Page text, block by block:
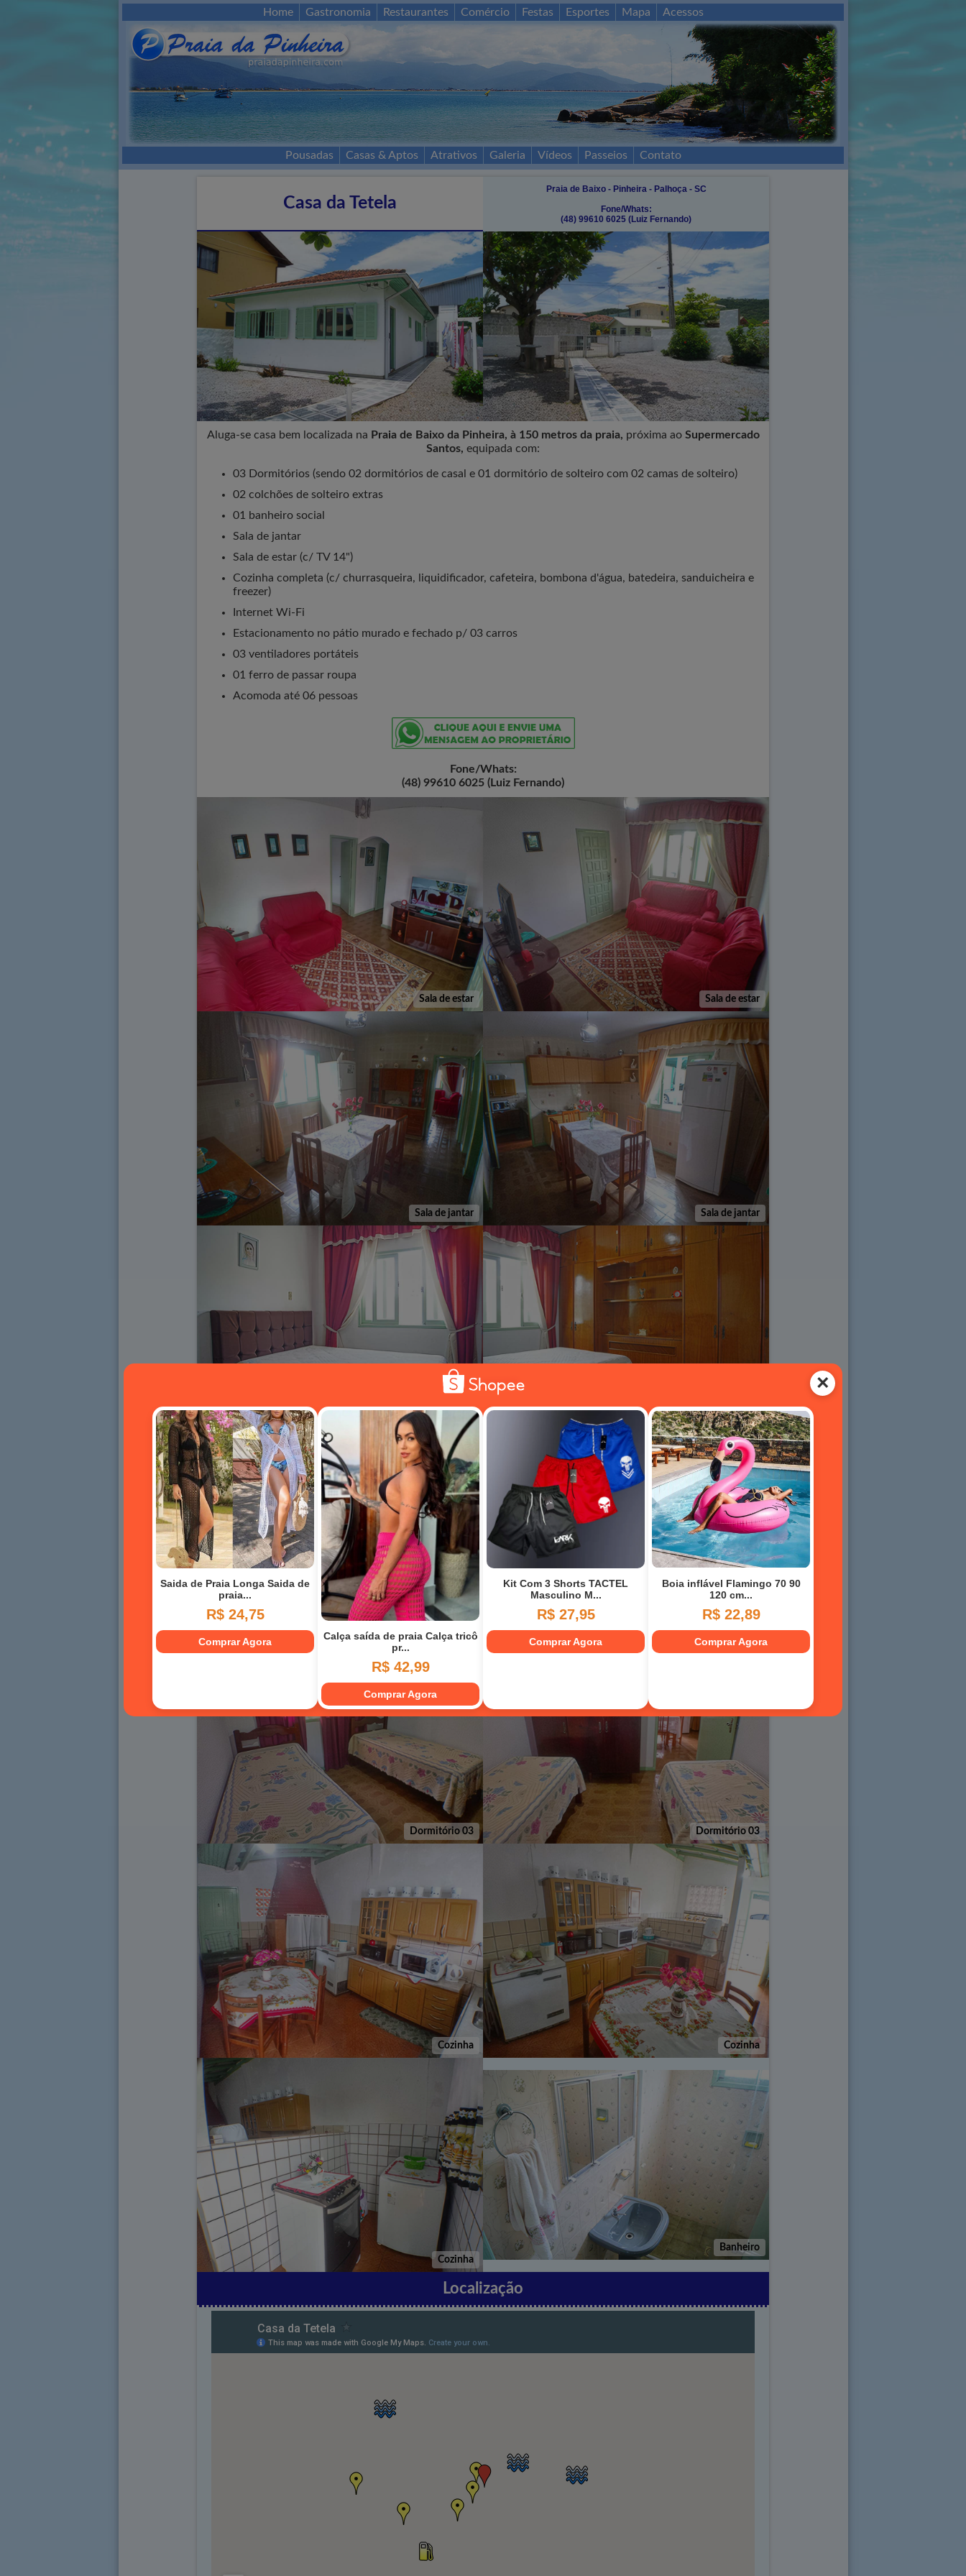
Home Gastronomia Restaurantes Comércio Festas Esportes Mapa Acessos
Pousadas Casas & Aptos Atrativos Galeria Vídeos Passeios Contato
Casa da Tetela
Praia de Baixo - Pinheira - Palhoça - SC
Fone/Whats:
(48) 99610 6025 (Luiz Fernando)
Aluga-se casa bem localizada na Praia de Baixo da Pinheira, à 150 metros da praia, próxima ao Supermercado
Santos, equipada com:
03 Dormitórios (sendo 02 dormitórios de casal e 01 dormitório de solteiro com 02 camas de solteiro)
02 colchões de solteiro extras
01 banheiro social
Sala de jantar
Sala de estar (c/ TV 14")
Cozinha completa (c/ churrasqueira, liquidificador, cafeteira, bombona d'água, batedeira, sanduicheira e
freezer)
Internet Wi-Fi
Estacionamento no pátio murado e fechado p/ 03 carros
03 ventiladores portáteis
01 ferro de passar roupa
Acomoda até 06 pessoas
Fone/Whats:
(48) 99610 6025 (Luiz Fernando)
Sala de estar Sala de estar
Sala de jantar Sala de jantar
Dormitório 02 Dormitório 02
Dormitório 03 Dormitório 03
Cozinha Cozinha
Cozinha
Banheiro
Localização